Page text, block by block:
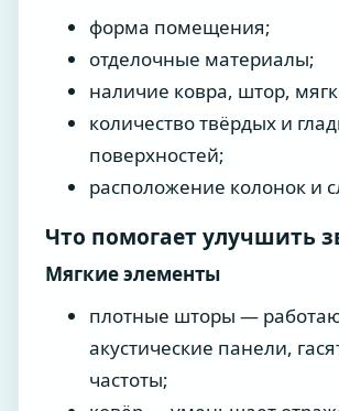
форма помещения;
отделочные материалы;
наличие ковра, штор,
количество твёрдых и
поверхностей;
расположение колонок и
Что помогает улучшить
Мягкие элементы
плотные шторы —
акустические панели,
частоты;